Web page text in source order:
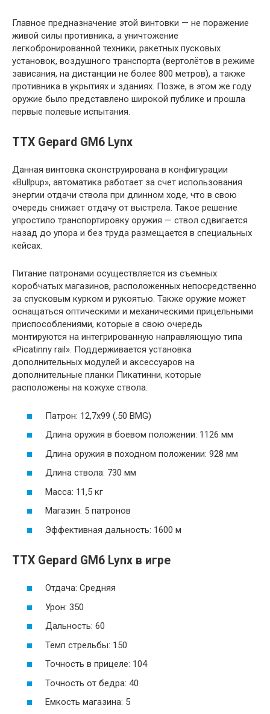
Главное предназначение этой винтовки — не поражение
живой силы противника, а уничтожение
легкобронированной техники, ракетных пусковых
установок, воздушного транспорта (вертолётов в режиме
зависания, на дистанции не более 800 метров), а также
противника в укрытиях и зданиях. Позже, в этом же году
оружие было представлено широкой публике и прошла
первые полевые испытания.
ТТХ Gepard GM6 Lynx
Данная винтовка сконструирована в конфигурации
«Bullpup», автоматика работает за счет использования
энергии отдачи ствола при длинном ходе, что в свою
очередь снижает отдачу от выстрела. Такое решение
упростило транспортировку оружия — ствол сдвигается
назад до упора и без труда размещается в специальных
кейсах.
Питание патронами осуществляется из съемных
коробчатых магазинов, расположенных непосредственно
за спусковым курком и рукоятью. Также оружие может
оснащаться оптическими и механическими прицельными
приспособлениями, которые в свою очередь
монтируются на интегрированную направляющую типа
«Picatinny rail». Поддерживается установка
дополнительных модулей и аксессуаров на
дополнительные планки Пикатинни, которые
расположены на кожухе ствола.
Патрон: 12,7х99 (.50 BMG)
Длина оружия в боевом положении: 1126 мм
Длина оружия в походном положении: 928 мм
Длина ствола: 730 мм
Масса: 11,5 кг
Магазин: 5 патронов
Эффективная дальность: 1600 м
ТТХ Gepard GM6 Lynx в игре
Отдача: Средняя
Урон: 350
Дальность: 60
Темп стрельбы: 150
Точность в прицеле: 104
Точность от бедра: 40
Емкость магазина: 5